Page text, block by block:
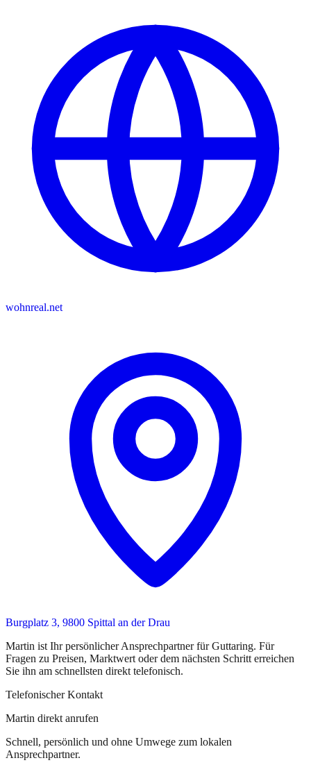
wohnreal.net
Burgplatz 3, 9800 Spittal an der Drau
Martin ist Ihr persönlicher Ansprechpartnerfür Guttaring. Für
Fragen zu Preisen, Marktwert oder dem nächsten Schritt erreichen
Sie ihn am schnellsten direkt telefonisch.
Telefonischer Kontakt
Martin direkt anrufen
Schnell, persönlich und ohne Umwege zum lokalen
Ansprechpartner.